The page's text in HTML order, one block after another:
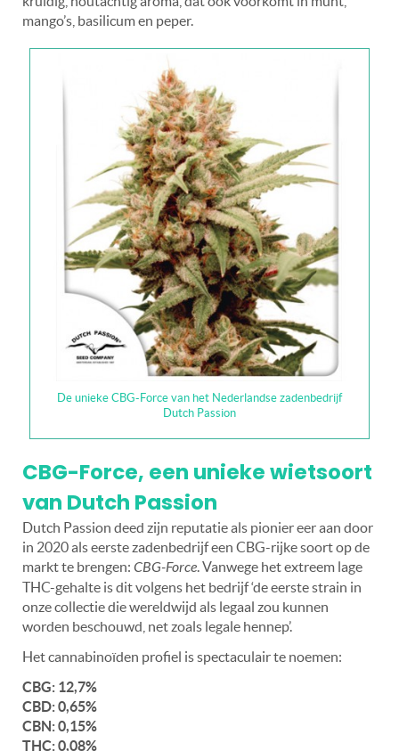
mango’s, basilicum en peper.
De unieke CBG-Force van het Nederlandse zadenbedrijf
Dutch Passion
CBG-Force, een unieke wietsoort
van Dutch Passion
Dutch Passion deed zijn reputatie als pionier eer aan door
in 2020 als eerste zadenbedrijf een CBG-rijke soort op de
markt te brengen: CBG-Force. Vanwege het extreem lage
THC-gehalte is dit volgens het bedrijf ‘de eerste strain in
onze collectie die wereldwijd als legaal zou kunnen
worden beschouwd, net zoals legale hennep’.
Het cannabinoïden profiel is spectaculair te noemen:
CBG: 12,7%
CBD: 0,65%
CBN: 0,15%
THC: 0,08%